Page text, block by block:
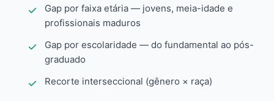
Gap por faixa etária — jovens, meia-idade e
profissionais maduros
Gap por escolaridade — do fundamental ao pós-
graduado
Recorte interseccional (gênero × raça)